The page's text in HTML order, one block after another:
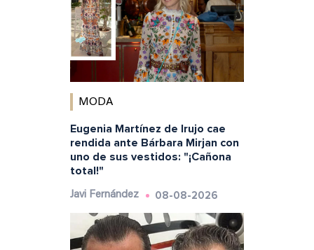
MODA
Eugenia Martínez de Irujo cae
rendida ante Bárbara Mirjan con
uno de sus vestidos: "¡Cañona
total!"
Javi Fernández 08-08-2026